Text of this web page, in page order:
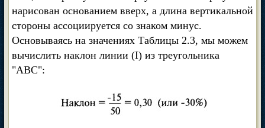
нарисован основанием вверх, а длина вертикальной
стороны ассоциируется со знаком минус.
Основываясь на значениях Таблицы 2.3, мы можем
вычислить наклон линии (I) из треугольника
"ABC":